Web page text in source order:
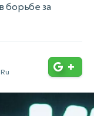
борьбе за
+